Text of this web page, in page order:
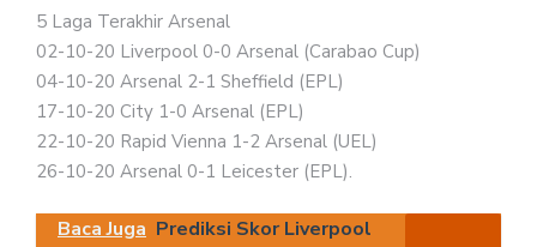
5 Laga Terakhir Arsenal
02-10-20 Liverpool 0-0 Arsenal (Carabao Cup)
04-10-20 Arsenal 2-1 Sheffield (EPL)
17-10-20 City 1-0 Arsenal (EPL)
22-10-20 Rapid Vienna 1-2 Arsenal (UEL)
26-10-20 Arsenal 0-1 Leicester (EPL).
Baca Juga Prediksi Skor Liverpool